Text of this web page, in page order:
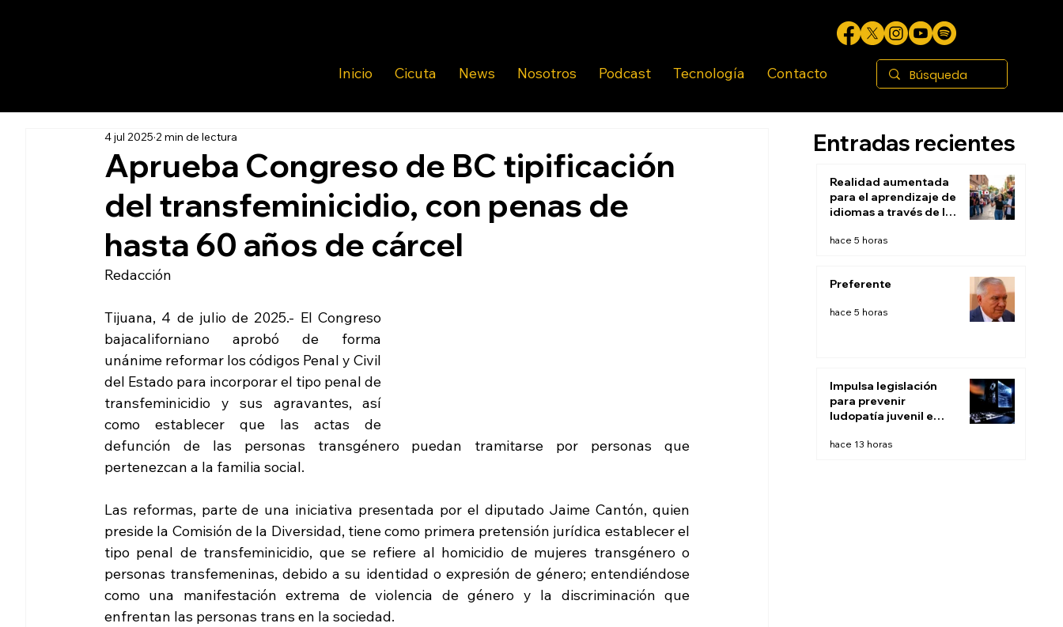
Inicio Cicuta News Nosotros Podcast Tecnología Contacto
Aprueba Congreso de BC tipificación
del transfeminicidio, con penas de
hasta 60 años de cárcel
4 jul 2025 2 min de lectura
Redacción
Tijuana, 4 de julio de 2025.- El Congreso
bajacaliforniano aprobó de forma
unánime reformar los códigos Penal y Civil
del Estado para incorporar el tipo penal de
transfeminicidio y sus agravantes, así
como establecer que las actas de
defunción de las personas transgénero puedan tramitarse por personas que
pertenezcan a la familia social.
Las reformas, parte de una iniciativa presentada por el diputado Jaime Cantón, quien
preside la Comisión de la Diversidad, tiene como primera pretensión jurídica establecer el
tipo penal de transfeminicidio, que se refiere al homicidio de mujeres transgénero o
personas transfemeninas, debido a su identidad o expresión de género; entendiéndose
como una manifestación extrema de violencia de género y la discriminación que
enfrentan las personas trans en la sociedad.
Entradas recientes
Realidad aumentada
para el aprendizaje de
idiomas a través de la
Aprender en el mundo
hace 5 horas
Preferente
hace 5 horas
Impulsa legislación
para prevenir
ludopatía juvenil e
hace 13 horas